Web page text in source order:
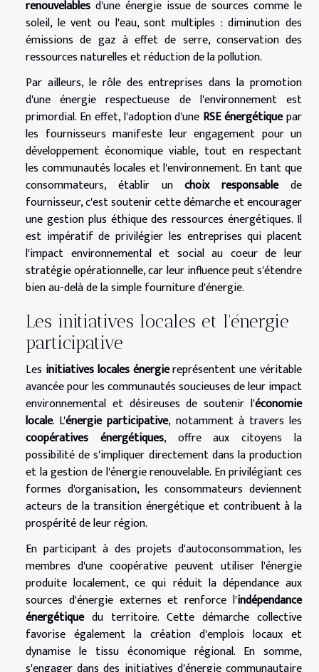
renouvelables d'une énergie issue de sources comme le
soleil, le vent ou l'eau, sont multiples : diminution des
émissions de gaz à effet de serre, conservation des
ressources naturelles et réduction de la pollution.
Par ailleurs, le rôle des entreprises dans la promotion
d'une énergie respectueuse de l'environnement est
primordial. En effet, l'adoption d'une RSE énergétiquepar
les fournisseurs manifeste leur engagement pour un
développement économique viable, tout en respectant
les communautés locales et l'environnement. En tant que
consommateurs, établir unchoix responsablede
fournisseur, c'est soutenir cette démarche et encourager
une gestion plus éthique des ressources énergétiques. Il
est impératif de privilégier les entreprises qui placent
l'impact environnemental et social au coeur de leur
stratégie opérationnelle, car leur influence peut s'étendre
bien au-delà de la simple fourniture d'énergie.
Les initiatives locales et l'énergie
participative
Les initiatives locales énergiereprésentent une véritable
avancée pour les communautés soucieuses de leur impact
environnemental et désireuses de soutenir l'économie
locale. L'énergie participative, notamment à travers les
coopératives énergétiques, offre aux citoyens la
possibilité de s'impliquer directement dans la production
et la gestion de l'énergie renouvelable. En privilégiant ces
formes d'organisation, les consommateurs deviennent
acteurs de la transition énergétique et contribuent à la
prospérité de leur région.
En participant à des projets d'autoconsommation, les
membres d'une coopérative peuvent utiliser l'énergie
produite localement, ce qui réduit la dépendance aux
sources d'énergie externes et renforce l'indépendance
énergétiquedu territoire. Cette démarche collective
favorise également la création d'emplois locaux et
dynamise le tissu économique régional. En somme,